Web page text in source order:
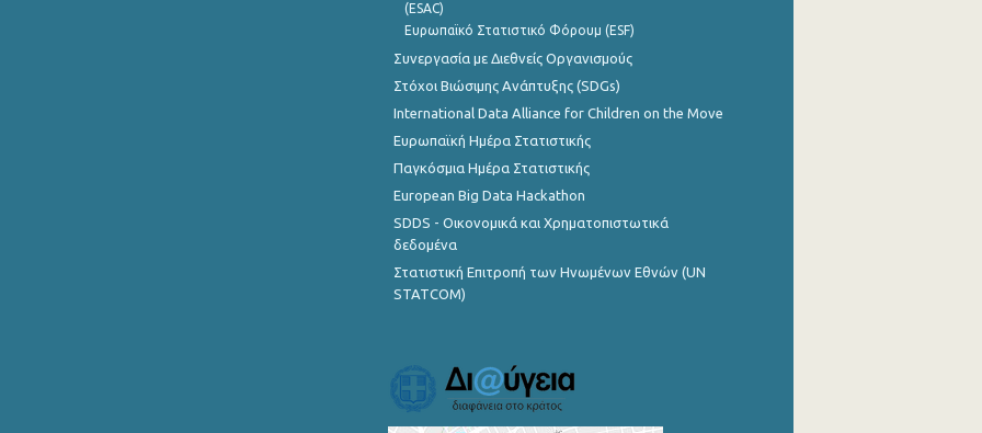
(ESAC)
Ευρωπαϊκό Στατιστικό Φόρουμ (ESF)
Συνεργασία με Διεθνείς Οργανισμούς
Στόχοι Βιώσιμης Ανάπτυξης (SDGs)
International Data Alliance for Children on the Move
Ευρωπαϊκή Ημέρα Στατιστικής
Παγκόσμια Ημέρα Στατιστικής
European Big Data Hackathon
SDDS - Οικονομικά και Χρηματοπιστωτικά
δεδομένα
Στατιστική Επιτροπή των Ηνωμένων Εθνών (UN
STATCOM)